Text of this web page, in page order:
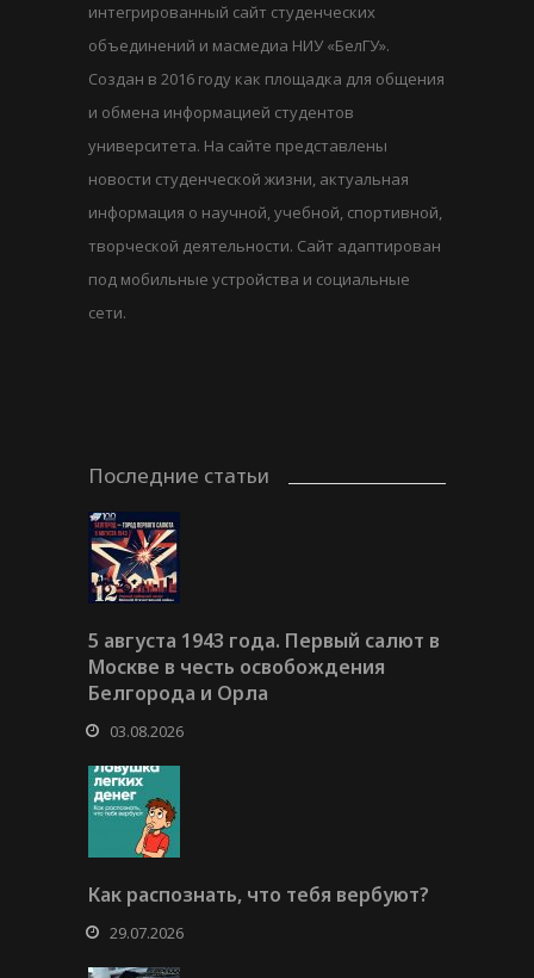
интегрированный сайт студенческих
объединений и масмедиа НИУ «БелГУ».
Создан в 2016 году как площадка для общения
и обмена информацией студентов
университета. На сайте представлены
новости студенческой жизни, актуальная
информация о научной, учебной, спортивной,
творческой деятельности. Сайт адаптирован
под мобильные устройства и социальные
сети.
Последние статьи
5 августа 1943 года. Первый салют в
Москве в честь освобождения
Белгорода и Орла
03.08.2026
Как распознать, что тебя вербуют?
29.07.2026